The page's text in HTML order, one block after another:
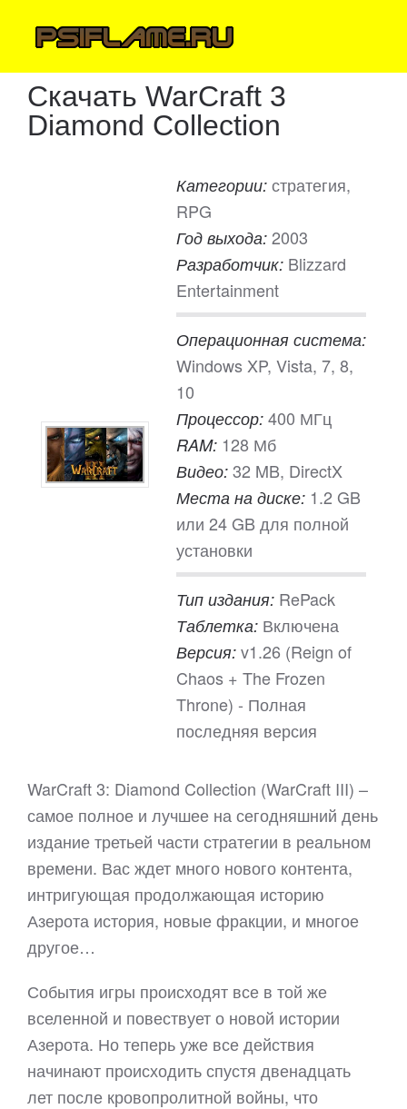
Скачать WarCraft 3
Diamond Collection
Категории: стратегия,
RPG
Год выхода: 2003
Разработчик: Blizzard
Entertainment
Операционная система:
Windows XP, Vista, 7, 8,
10
Процессор: 400 МГц
RAM: 128 Мб
Видео: 32 MB, DirectX
Места на диске: 1.2 GB
или 24 GB для полной
установки
Тип издания: RePack
Таблетка: Включена
Версия: v1.26 (Reign of
Chaos + The Frozen
Throne) - Полная
последняя версия
WarCraft 3: Diamond Collection (WarCraft III) –
самое полное и лучшее на сегодняшний день
издание третьей части стратегии в реальном
времени. Вас ждет много нового контента,
интригующая продолжающая историю
Азерота история, новые фракции, и многое
другое…
События игры происходят все в той же
вселенной и повествует о новой истории
Азерота. Но теперь уже все действия
начинают происходить спустя двенадцать
лет после кровопролитной войны, что